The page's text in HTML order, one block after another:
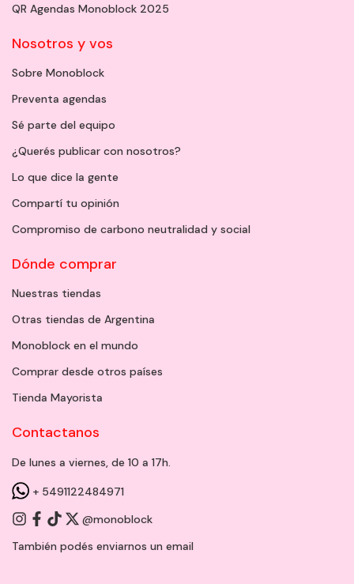
QR Agendas Monoblock 2025
Nosotros y vos
Sobre Monoblock
Preventa agendas
Sé parte del equipo
¿Querés publicar con nosotros?
Lo que dice la gente
Compartí tu opinión
Compromiso de carbono neutralidad y social
Dónde comprar
Nuestras tiendas
Otras tiendas de Argentina
Monoblock en el mundo
Comprar desde otros países
Tienda Mayorista
Contactanos
De lunes a viernes, de 10 a 17h.
+ 5491122484971
@monoblock
También podés enviarnos un email